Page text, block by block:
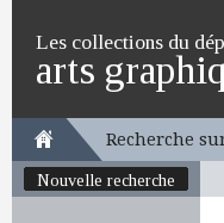
Les collections du
arts
Recherche
Nouvelle recherche